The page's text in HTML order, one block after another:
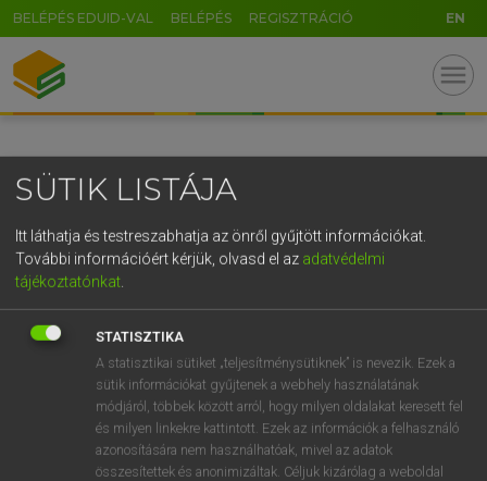
BELÉPÉS EDUID-VAL BELÉPÉS REGISZTRÁCIÓ EN
menu
SÜTIK LISTÁJA
Itt láthatja és testreszabhatja az önről gyűjtött információkat.
További információért kérjük, olvasd el az adatvédelmi
tájékoztatónkat
STATISZTIKA
A statisztikai sütiket „teljesítménysütiknek” is nevezik. Ezek a
sütik információkat gyűjtenek a webhely használatának
módjáról, többek között arról, hogy milyen oldalakat keresett fel
és milyen linkekre kattintott. Ezek az információk a felhasználó
azonosítására nem használhatóak, mivel az adatok
összesítettek és anonimizáltak. Céljuk kizárólag a weboldal
GR
5
g h k l
v b n m , . - AltGr